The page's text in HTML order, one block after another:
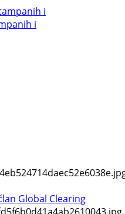
i
Global Clearing